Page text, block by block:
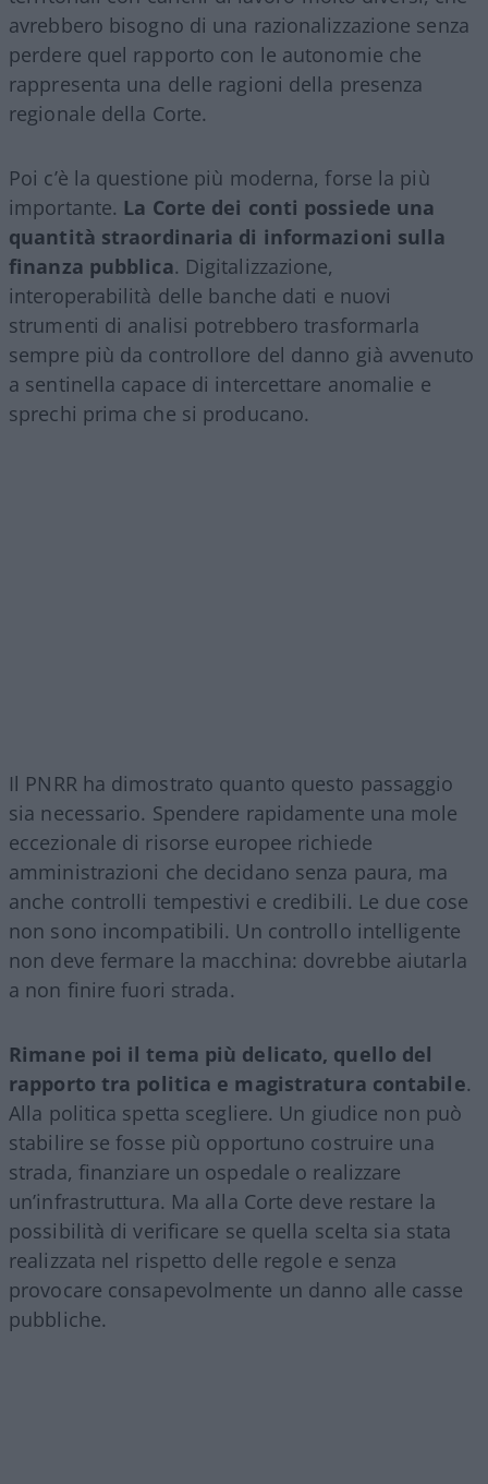
avrebbero bisogno di una razionalizzazione senza
perdere quel rapporto con le autonomie che
rappresenta una delle ragioni della presenza
regionale della Corte.
Poi c’è la questione più moderna, forse la più
importante. La Corte dei conti possiede una
quantità straordinaria di informazioni sulla
finanza pubblica. Digitalizzazione,
interoperabilità delle banche dati e nuovi
strumenti di analisi potrebbero trasformarla
sempre più da controllore del danno già avvenuto
a sentinella capace di intercettare anomalie e
sprechi prima che si producano.
Il PNRR ha dimostrato quanto questo passaggio
sia necessario. Spendere rapidamente una mole
eccezionale di risorse europee richiede
amministrazioni che decidano senza paura, ma
anche controlli tempestivi e credibili. Le due cose
non sono incompatibili. Un controllo intelligente
non deve fermare la macchina: dovrebbe aiutarla
a non finire fuori strada.
Rimane poi il tema più delicato, quello del
rapporto tra politica e magistratura contabile.
Alla politica spetta scegliere. Un giudice non può
stabilire se fosse più opportuno costruire una
strada, finanziare un ospedale o realizzare
un’infrastruttura. Ma alla Corte deve restare la
possibilità di verificare se quella scelta sia stata
realizzata nel rispetto delle regole e senza
provocare consapevolmente un danno alle casse
pubbliche.